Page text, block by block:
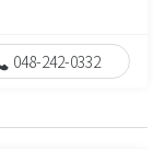
048-242-0332